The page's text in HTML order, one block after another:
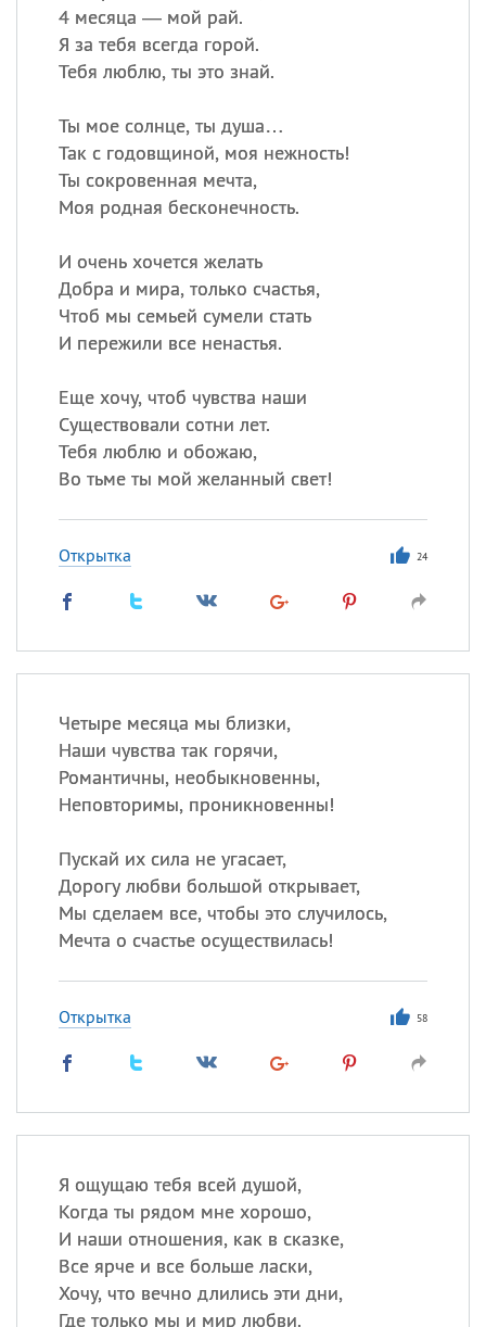
4 месяца — мой рай.
Я за тебя всегда горой.
Тебя люблю, ты это знай.
Ты мое солнце, ты душа…
Так с годовщиной, моя нежность!
Ты сокровенная мечта,
Моя родная бесконечность.
И очень хочется желать
Добра и мира, только счастья,
Чтоб мы семьей сумели стать
И пережили все ненастья.
Еще хочу, чтоб чувства наши
Существовали сотни лет.
Тебя люблю и обожаю,
Во тьме ты мой желанный свет!
Открытка 24
Четыре месяца мы близки,
Наши чувства так горячи,
Романтичны, необыкновенны,
Неповторимы, проникновенны!
Пускай их сила не угасает,
Дорогу любви большой открывает,
Мы сделаем все, чтобы это случилось,
Мечта о счастье осуществилась!
Открытка 58
Я ощущаю тебя всей душой,
Когда ты рядом мне хорошо,
И наши отношения, как в сказке,
Все ярче и все больше ласки,
Хочу, что вечно длились эти дни,
Где только мы и мир любви.